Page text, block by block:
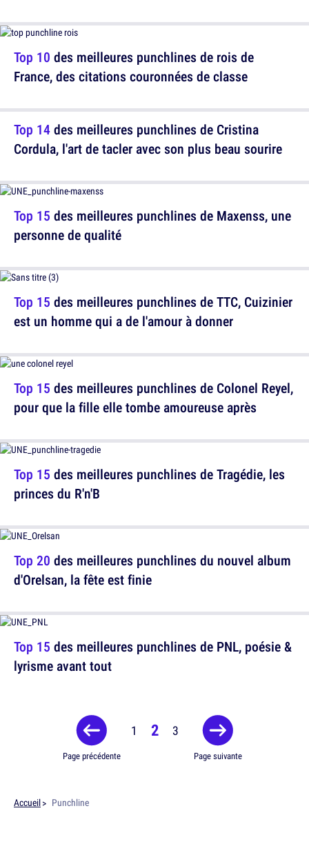
Top 10 des meilleures punchlines de rois de
France, des citations couronnées de classe
Top 15 des meilleures punchlines de Maxenss, une
personne de qualité
Top 15 des meilleures punchlines de Colonel Reyel,
pour que la fille elle tombe amoureuse après
Top 20 des meilleures punchlines du nouvel album
d'Orelsan, la fête est finie
Top 14des meilleures punchlines de Cristina
Cordula, l'art de tacler avec son plus beau sourire
Top 15 des meilleures punchlines de TTC, Cuizinier
est un homme qui a de l'amour à donner
Top 15 des meilleures punchlines de Tragédie, les
princes du R'n'B
Top 15 des meilleures punchlines de PNL, poésie &
lyrisme avant tout
Page précédente
1 2 3
Page suivante
Accueil Punchline